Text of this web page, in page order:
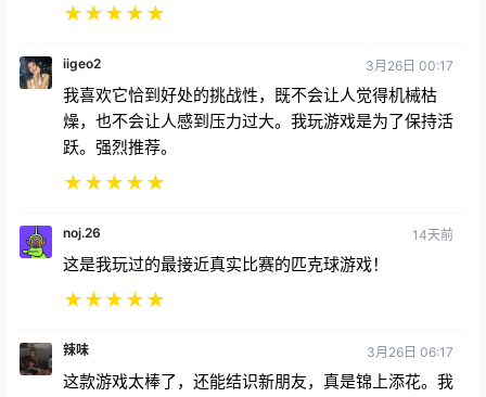
★★★★★
iigeo2 3月26日 00:17
我喜欢它恰到好处的挑战性，既不会让人觉得机械枯
燥，也不会让人感到压力过大。我玩游戏是为了保持活
跃。强烈推荐。
★★★★★
noj.26 14天前
这是我玩过的最接近真实比赛的匹克球游戏！
★★★★★
辣味 3月26日 06:17
这款游戏太棒了，还能结识新朋友，真是锦上添花。我